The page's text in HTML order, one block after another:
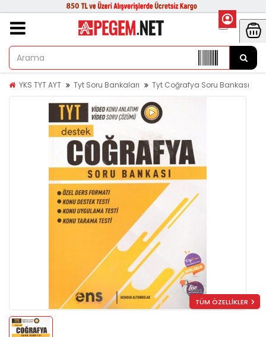
YKS TYT AYT Tyt Soru Bankaları Tyt Coğrafya Soru Bankası
TÜM ÖZELLİKLER